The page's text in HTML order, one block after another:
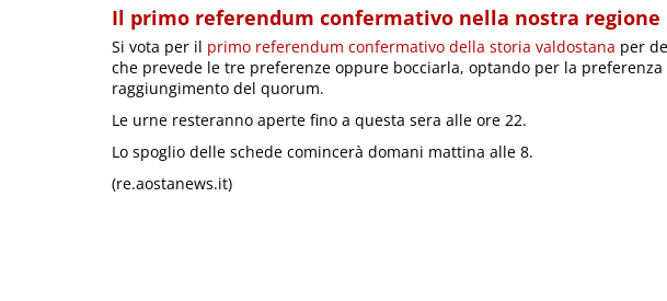
Il primo referendum confermativo nella nostra regione
Si vota per il primo referendum confermativo della storia valdostana per
che prevede le tre preferenze oppure bocciarla, optando per la
raggiungimento del quorum.
Le urne resteranno aperte fino a questa sera alle ore 22.
Lo spoglio delle schede comincerà domani mattina alle 8.
(re.aostanews.it)